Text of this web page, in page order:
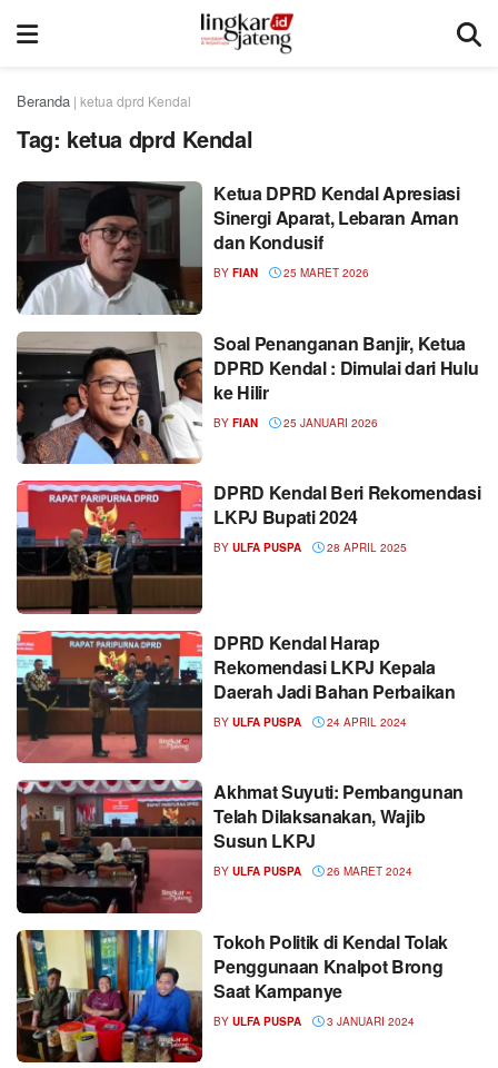
Beranda | ketua dprd Kendal
Tag: ketua dprd Kendal
Ketua DPRD Kendal Apresiasi
Sinergi Aparat, Lebaran Aman
dan Kondusif
BY FIAN 25 MARET 2026
Soal Penanganan Banjir, Ketua
DPRD Kendal : Dimulai dari Hulu
ke Hilir
BY FIAN 25 JANUARI 2026
DPRD Kendal Beri Rekomendasi
LKPJ Bupati 2024
BY ULFA PUSPA 28 APRIL 2025
DPRD Kendal Harap
Rekomendasi LKPJ Kepala
Daerah Jadi Bahan Perbaikan
BY ULFA PUSPA 24 APRIL 2024
Akhmat Suyuti: Pembangunan
Telah Dilaksanakan, Wajib
Susun LKPJ
BY ULFA PUSPA 26 MARET 2024
Tokoh Politik di Kendal Tolak
Penggunaan Knalpot Brong
Saat Kampanye
BY ULFA PUSPA 3 JANUARI 2024